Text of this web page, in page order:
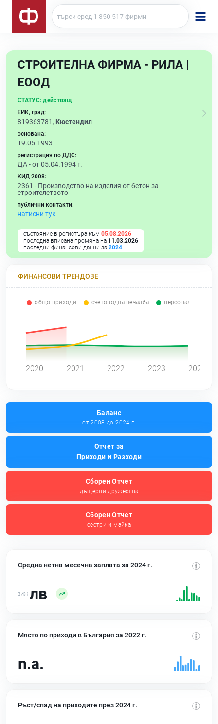
СТРОИТЕЛНА ФИРМА - РИЛА |
ЕООД
СТАТУС: действащ
ЕИК, град:
819363781, Кюстендил
основана:
19.05.1993
регистрация по ДДС:
ДА - от 05.04.1994 г.
КИД 2008:
2361 - Производство на изделия от бетон за
строителството
публични контакти:
натисни тук
състояние в регистъра към 05.08.2026
последна вписана промяна на 11.03.2026
последни финансови данни за 2024
ФИНАНСОВИ ТРЕНДОВЕ
общо приходи счетоводна печалба персонал
2020 2021 2022 2023 2024
Баланс
от 2008 до 2024 г.
Отчет за
Приходи и Разходи
Сборен Отчет
дъщерни дружества
Сборен Отчет
сестри и майка
Средна нетна месечна заплата за 2024 г.
лв
Място по приходи в България за 2022 г.
n.a.
Ръст/спад на приходите през 2024 г.